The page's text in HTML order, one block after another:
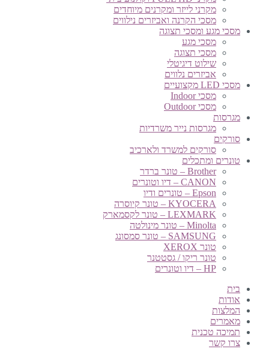
מקרני לייזר ומקרנים מיוחדים
מסכי הקרנה ואביזרים נילווים
מסכי מגע ומסכי תצוגה
מסכי מגע
מסכי תצוגה
שילוט דיגיטלי
אביזרים נלווים
מסכי LED מקצועיים
מסכי Indoor
מסכי Outdoor
מגרסות
מגרסות נייר משרדיות
סורקים
סורקים למשרד ולארכיב
טונרים ומתכלים
Brother – טונר ברדר
CANON – דיו וטונרים
Epson – טונרים ודיו
KYOCERA – טונר קיוסרה
LEXMARK – טונר לקסמארק
Minolta – טונר מינולטה
SAMSUNG – טונר סמסונג
טונר XEROX
טונר ריקו / גסטטנר
HP – דיו וטונרים
בית
אודות
המלצות
מאמרים
תמיכה טכנית
צרו קשר